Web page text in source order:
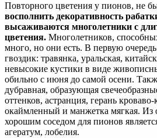
Повторного цветения у пионов, не
восполнить декоративность
высаживаются многолетники с
цветения. Многолетников,
много, но они есть. В первую
гвоздик: травянка, уральская,
невысокие кустики в виде
обильно с июня до самой осени.
дубравная, образующая
оттенков, астранция, герань
окаймленный и манжетка мягкая. Из
хорошим соседом для пионов
агератум, лобелия.